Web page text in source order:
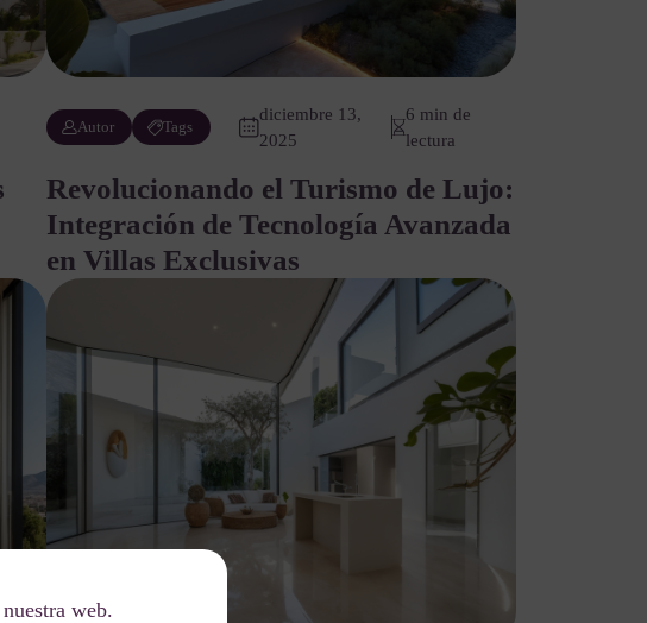
Autor Tags
diciembre 13,
2025
6 min de
lectura
Revolucionando el Turismo de Lujo:
Integración de Tecnología Avanzada
en Villas Exclusivas
web.